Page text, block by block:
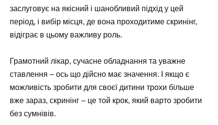
заслуговує на якісний і шанобливий підхід у цей
період, і вибір місця, де вона проходитиме скринінг,
відіграє в цьому важливу роль.
Грамотний лікар, сучасне обладнання та уважне
ставлення – ось що дійсно має значення. І якщо є
можливість зробити для своєї дитини трохи більше
вже зараз, скринінг – це той крок, який варто зробити
без сумнівів.